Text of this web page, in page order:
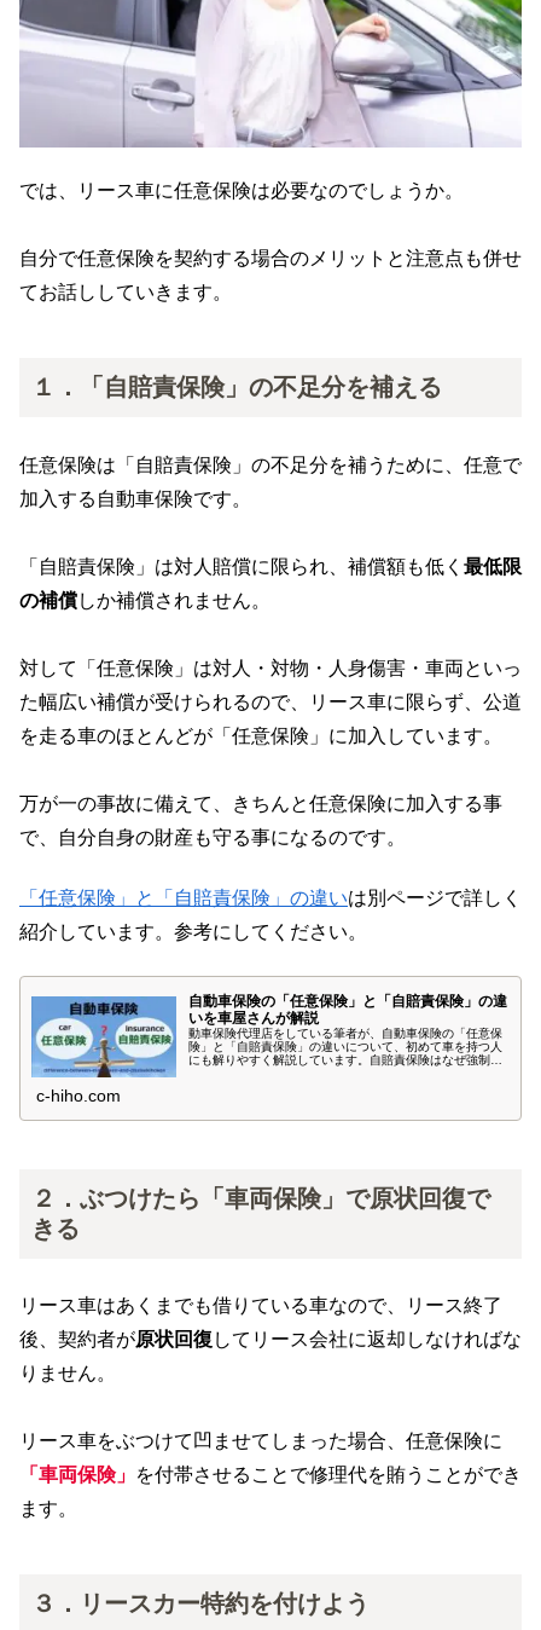
では、リース車に任意保険は必要なのでしょうか。
自分で任意保険を契約する場合のメリットと注意点も併せ
てお話ししていきます。
１．「自賠責保険」の不足分を補える
任意保険は「自賠責保険」の不足分を補うために、任意で
加入する自動車保険です。
「自賠責保険」は対人賠償に限られ、補償額も低く 最低限
の補償しか補償されません。
対して「任意保険」は対人・対物・人身傷害・車両といっ
た幅広い補償が受けられるので、リース車に限らず、公道
を走る車のほとんどが「任意保険」に加入しています。
万が一の事故に備えて、きちんと任意保険に加入する事
で、自分自身の財産も守る事になるのです。
「任意保険」と「自賠責保険」の違いは別ページで詳しく
紹介しています。参考にしてください。
自動車保険の「任意保険」と「自賠責保険」の違
いを車屋さんが解説
動車保険代理店をしている筆者が、自動車保険の「任意保
険」と「自賠責保険」の違いについて、初めて車を持つ人
にも解りやすく解説しています。自賠責保険はなぜ強制保
c-hiho.com
２．ぶつけたら「車両保険」で原状回復で
きる
リース車はあくまでも借りている車なので、リース終了
後、契約者が原状回復 してリース会社に返却しなければな
りません。
リース車をぶつけて凹ませてしまった場合、任意保険に
「車両保険」 を付帯させることで修理代を賄うことができ
ます。
３．リースカー特約を付けよう